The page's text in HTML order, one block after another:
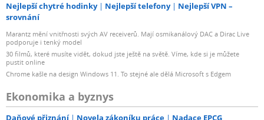
Nejlepší chytré hodinky Nejlepší telefony
Nejlepší VPN –
srovnání
Marantz mění vnitřnosti svých AV receiverů. Mají osmikanálový DAC a Dirac Live
podporuje i tenký model
30 filmů, které musíte vidět, dokud jste ještě na světě. Víme, kde si je můžete
pustit online
Chrome kašle na design Windows 11. To stejné ale dělá Microsoft s Edgem
Ekonomika a byznys
Daňové přiznání Novela zákoníku práce Nadace EPCG